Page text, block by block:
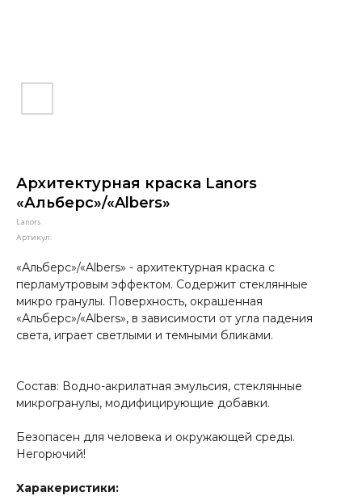
Архитектурная краска Lanors
«Альберс»/«Albers»
Lanors
Артикул:
«Альберс»/«Albers» - архитектурная краска с
перламутровым эффектом. Содержит стеклянные
микро гранулы. Поверхность, окрашенная
«Альберс»/«Albers», в зависимости от угла падения
света, играет светлыми и темными бликами.
Состав: Водно-акрилатная эмульсия, стеклянные
микрогранулы, модифицирующие добавки.
Безопасен для человека и окружающей среды.
Негорючий!
Харакеристики: